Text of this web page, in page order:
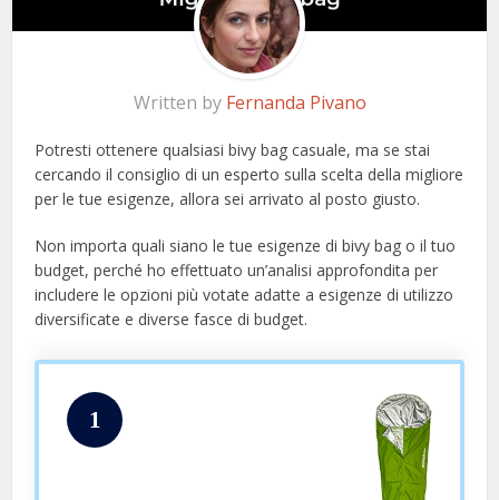
Written by Fernanda Pivano
Potresti ottenere qualsiasi bivy bag casuale, ma se stai
cercando il consiglio di un esperto sulla scelta della migliore
per le tue esigenze, allora sei arrivato al posto giusto.
Non importa quali siano le tue esigenze di bivy bag o il tuo
budget, perché ho effettuato un’analisi approfondita per
includere le opzioni più votate adatte a esigenze di utilizzo
diversificate e diverse fasce di budget.
1